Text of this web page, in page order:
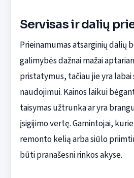
Servisas ir dalių
Prieinamumas atsarginių dalių
galimybės dažnai mažai
pristatymus, tačiau jie yra
naudojimui. Kainos laikui
taisymas užtrunka ar yra
įsigijimo vertę. Gamintojai,
remonto kelią arba siūlo
būti pranašesni rinkos akyse.